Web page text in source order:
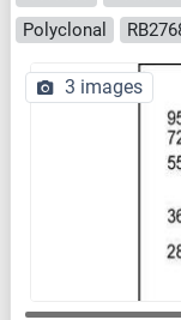
Polyclonal
3 images